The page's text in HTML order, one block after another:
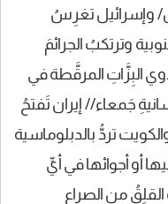
وإسرائيل تغرِسُ
وترتكبُ الجرائمَ
البِزَّاتِ المرقَّطة في
جَمعاء// إيران تَفتحُ
تردُّ بالدبلوماسية
أو أجوائها في أيِّ
من الصراع